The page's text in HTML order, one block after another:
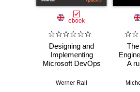
ebook
Designing and
Implementing
Microsoft DevOps
Certification Guide.
Werner Rall
A